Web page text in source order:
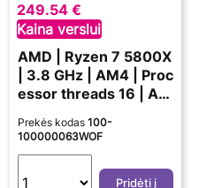
249.54 €
Kaina verslui
AMD | Ryzen 7 5800X
| 3.8 GHz | AM4 | Proc
essor threads 16 | AM
Prekės kodas 100-
100000063WOF
Pridėti į